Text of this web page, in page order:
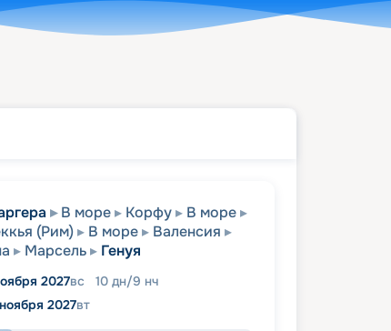
В море Корфу
В море
(Рим)
В море
Валенсия
Марсель Генуя
2027вс 10 дн/9 нч
2027вт